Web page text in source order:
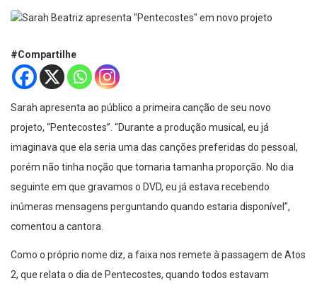
#Compartilhe
Sarah apresenta ao público a primeira canção de seu novo
projeto, “Pentecostes”. “Durante a produção musical, eu já
imaginava que ela seria uma das canções preferidas do pessoal,
porém não tinha noção que tomaria tamanha proporção. No dia
seguinte em que gravamos o DVD, eu já estava recebendo
inúmeras mensagens perguntando quando estaria disponível”,
comentou a cantora.
Como o próprio nome diz, a faixa nos remete à passagem de Atos
2, que relata o dia de Pentecostes, quando todos estavam